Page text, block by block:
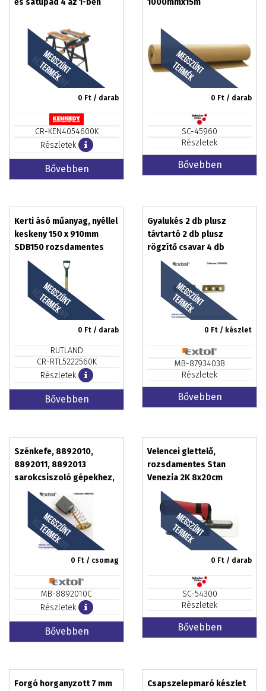
és satupad 4 az 1-ben
0 Ft / darab
CR-KEN4054600K
Részletek
Bővebben
1000mmx15m
0 Ft / darab
SC-45960
Részletek
Bővebben
Kerti ásó műanyag, nyéllel
keskeny 150 x 910mm
SDB150 rozsdamentes
acél
0 Ft / darab
RUTLAND
CR-RTL5222560K
Részletek
Bővebben
Gyalukés 2 db plusz
távtartó 2 db plusz
rögzítő csavar 4 db
készlet
0 Ft / készlet
MB-8793403B
Részletek
Bővebben
Szénkefe, 8892010,
8892011, 8892013
sarokcsiszoló gépekhez,
2db
0 Ft / csomag
MB-8892010C
Részletek
Bővebben
Velencei glettelő,
rozsdamentes Stan
Venezia 2K 8x20cm
0 Ft / darab
SC-54300
Részletek
Bővebben
Forgó horganyzott 7 mm
Csapszelepmaró készlet